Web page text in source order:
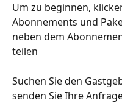
Um zu beginnen,
Abonnements und
neben dem
teilen
Suchen Sie den
senden Sie Ihre